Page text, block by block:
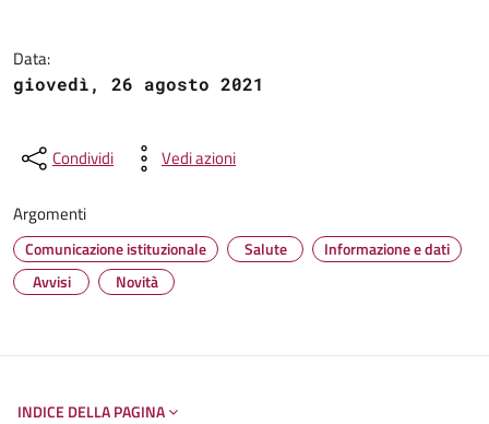
Data:
giovedì, 26 agosto 2021
Condividi Vedi azioni
Argomenti
Comunicazione istituzionale Salute
Informazione e dati
Avvisi
Novità
INDICE DELLA PAGINA